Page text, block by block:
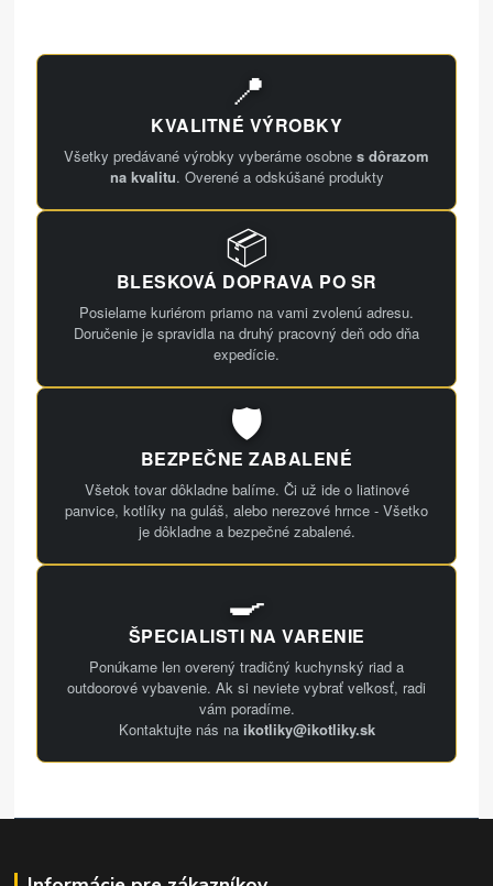
📍
KVALITNÉ VÝROBKY
Všetky predávané výrobky vyberáme osobne s dôrazom
na kvalitu. Overené a odskúšané produkty
📦
BLESKOVÁ DOPRAVA PO SR
Posielame kuriérom priamo na vami zvolenú adresu.
Doručenie je spravidla na druhý pracovný deň odo dňa
expedície.
🛡️
BEZPEČNE ZABALENÉ
Všetok tovar dôkladne balíme. Či už ide o liatinové
panvice, kotlíky na guláš, alebo nerezové hrnce - Všetko
je dôkladne a bezpečné zabalené.
🍳
ŠPECIALISTI NA VARENIE
Ponúkame len overený tradičný kuchynský riad a
outdoorové vybavenie. Ak si neviete vybrať veľkosť, radi
vám poradíme.
Kontaktujte nás na ikotliky@ikotliky.sk